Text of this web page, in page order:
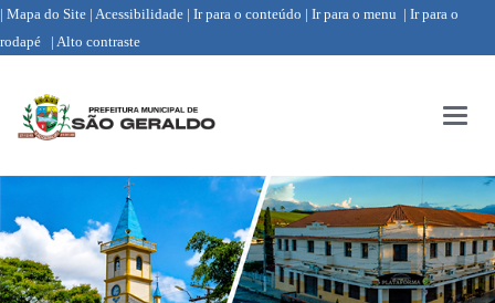
| Mapa do Site | Acessibilidade | Ir para o conteúdo | Ir para o menu | Ir para o
rodapé
| Alto contraste
Menu